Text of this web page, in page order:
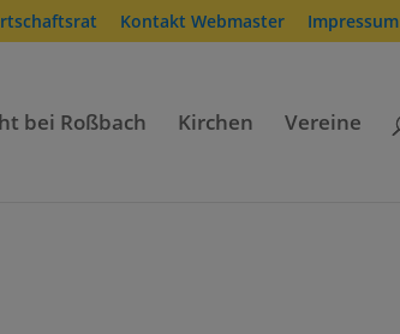
Kontakt Webmaster Impressum
bei Roßbach Kirchen Vereine